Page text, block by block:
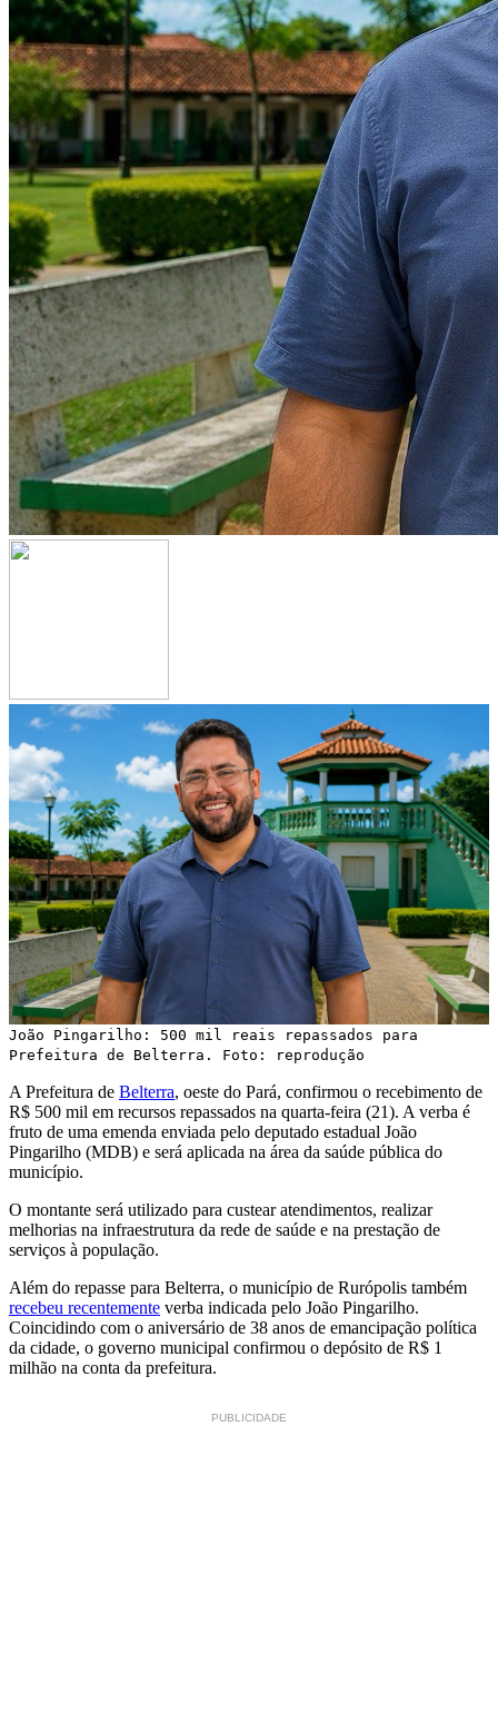
João Pingarilho: 500 mil reais repassados para
Prefeitura de Belterra. Foto: reprodução
A Prefeitura de Belterra, oeste do Pará, confirmou o recebimento de
R$ 500 mil em recursos repassados na quarta-feira (21). A verba é
fruto de uma emenda enviada pelo deputado estadual João
Pingarilho (MDB) e será aplicada na área da saúde pública do
município.
O montante será utilizado para custear atendimentos, realizar
melhorias na infraestrutura da rede de saúde e na prestação de
serviços à população.
Além do repasse para Belterra, o município de Rurópolis também
recebeu recentemente verba indicada pelo João Pingarilho.
Coincidindo com o aniversário de 38 anos de emancipação política
da cidade, o governo municipal confirmou o depósito de R$ 1
milhão na conta da prefeitura.
PUBLICIDADE